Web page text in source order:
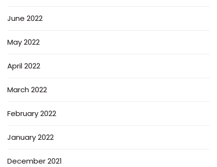
June 2022
May 2022
April 2022
March 2022
February 2022
January 2022
December 2021